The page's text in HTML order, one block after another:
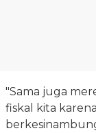
"Sama juga
fiskal kita